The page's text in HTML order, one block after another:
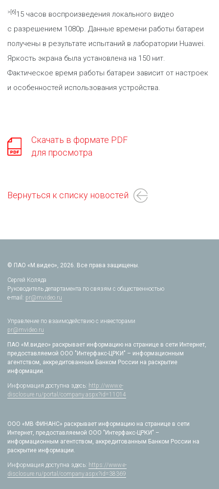
>[6] 15 часов воспроизведения локального видео
с разрешением 1080p. Данные времени работы батареи
получены в результате испытаний в лаборатории Huawei.
Яркость экрана была установлена на 150 нит.
Фактическое время работы батареи зависит от настроек
и особенностей использования устройства.
Скачать в формате PDF
для просмотра
Вернуться к списку новостей
© ПАО «М.видео», 2026. Все права защищены.
Сергей Коляда
Руководитель департамента по связям с общественностью
e-mail: pr@mvideo.ru
Управление по взаимодействию с инвесторами
pr@mvideo.ru
ПАО «М.видео» раскрывает информацию на странице в сети Интернет,
предоставляемой ООО "Интерфакс-ЦРКИ" – информационным
агентством, аккредитованным Банком России на раскрытие
информации.
Информация доступна здесь: http://www.e-
disclosure.ru/portal/company.aspx?id=11014
ООО «МВ ФИНАНС» раскрывает информацию на странице в сети
Интернет, предоставляемой ООО "Интерфакс-ЦРКИ" –
информационным агентством, аккредитованным Банком России на
раскрытие информации.
Информация доступна здесь: https://www.e-
disclosure.ru/portal/company.aspx?id=38369